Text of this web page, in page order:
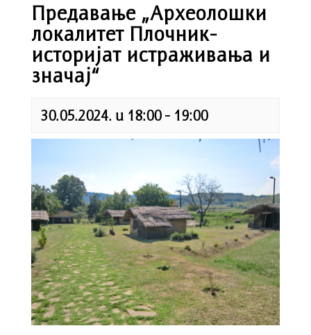
Предавање „Археолошки
локалитет Плочник-
историјат истраживања и
значај“
30.05.2024. u 18:00- 19:00